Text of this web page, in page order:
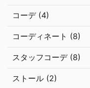
コーデ (4)
コーディネート (8)
スタッフコーデ (8)
ストール (2)